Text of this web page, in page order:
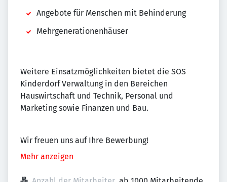
Angebote für Menschen mit Behinderung
Mehrgenerationenhäuser
Weitere Einsatzmöglichkeiten bietet die SOS
Kinderdorf Verwaltung in den Bereichen
Hauswirtschaft und Technik, Personal und
Marketing sowie Finanzen und Bau.
Wir freuen uns auf Ihre Bewerbung!
Mehr anzeigen